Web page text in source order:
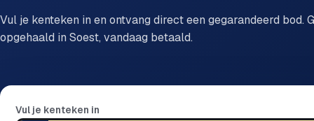
Vul je kenteken in en ontvang direct een gegarandeerd bod.
opgehaald in Soest, vandaag betaald.
Vul je kenteken in